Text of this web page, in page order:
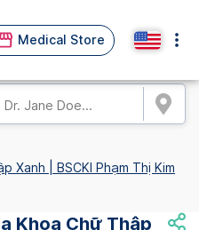
Medical Store
Xanh | BSCKI Phạm Thị Kim
Khoa Chữ Thập